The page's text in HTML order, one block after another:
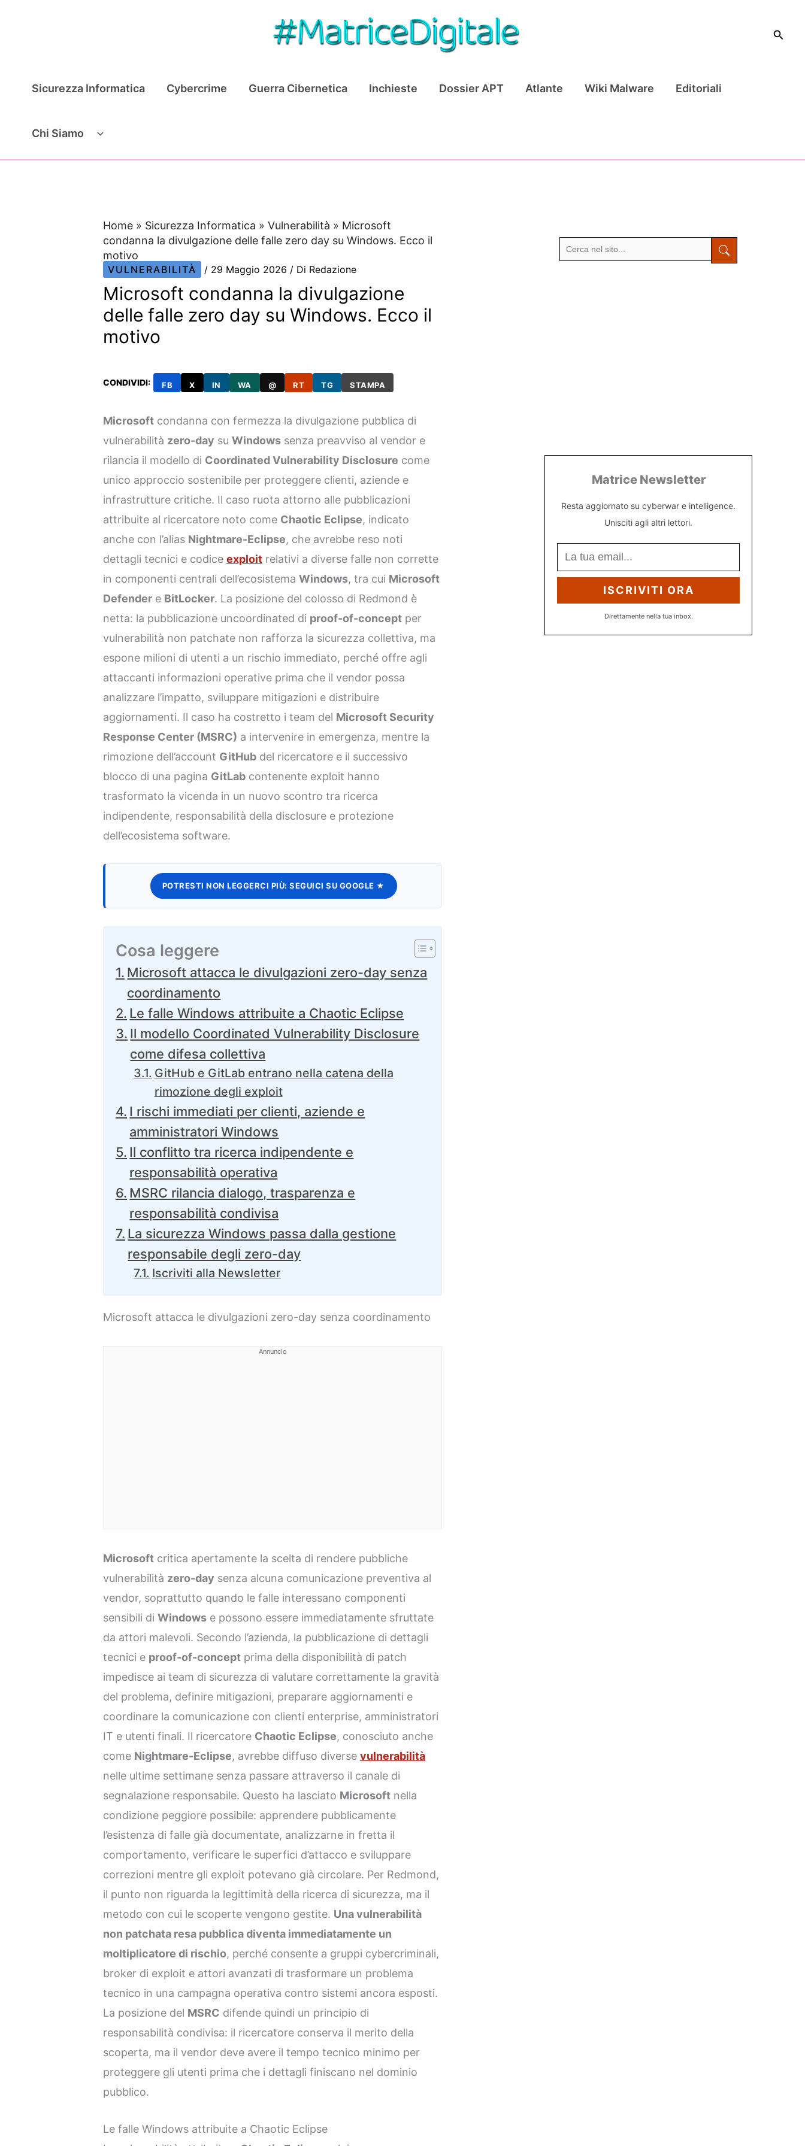
Cerca
Sicurezza Informatica Cybercrime Guerra Cibernetica Inchieste Dossier APT Atlante Wiki Malware Editoriali
Chi Siamo
Home » Sicurezza Informatica »Vulnerabilità » Microsoft
condanna la divulgazione delle falle zero day su Windows. Ecco il
motivo
VULNERABILITÀ / 29 Maggio 2026 / Di Redazione
Microsoft condanna la divulgazione
delle falle zero day su Windows. Ecco il
motivo
CONDIVIDI: FB X IN WA @ RT TG STAMPA
Microsoft condanna con fermezza la divulgazione pubblica di
vulnerabilità zero-day suWindows senza preavviso al vendor e
rilancia il modello di Coordinated Vulnerability Disclosure come
unico approccio sostenibile per proteggere clienti, aziende e
infrastrutture critiche. Il caso ruota attorno alle pubblicazioni
attribuite al ricercatore noto come Chaotic Eclipse, indicato
anche con l’alias Nightmare-Eclipse, che avrebbe reso noti
dettagli tecnici e codiceexploit relativi a diverse falle non corrette
in componenti centrali dell’ecosistemaWindows, tra cui Microsoft
Defender e BitLocker. La posizione del colosso di Redmond è
netta: la pubblicazione uncoordinated di proof-of-concept per
vulnerabilità non patchate non rafforza la sicurezza collettiva, ma
espone milioni di utenti a un rischio immediato, perché offre agli
attaccanti informazioni operative prima che il vendor possa
analizzare l’impatto, sviluppare mitigazioni e distribuire
aggiornamenti. Il caso ha costretto i team del Microsoft Security
Response Center (MSRC) a intervenire in emergenza, mentre la
rimozione dell’account GitHub del ricercatore e il successivo
blocco di una pagina GitLab contenente exploit hanno
trasformato la vicenda in un nuovo scontro tra ricerca
indipendente, responsabilità della disclosure e protezione
dell’ecosistema software.
POTRESTI NON LEGGERCI PIÙ: SEGUICI SU GOOGLE ★
Cosa leggere
Microsoft attacca le divulgazioni zero-day senza
coordinamento
Le falle Windows attribuite a Chaotic Eclipse
Il modello Coordinated Vulnerability Disclosure
come difesa collettiva
GitHub e GitLab entrano nella catena della
rimozione degli exploit
I rischi immediati per clienti, aziende e
amministratori Windows
Il conflitto tra ricerca indipendente e
responsabilità operativa
MSRC rilancia dialogo, trasparenza e
responsabilità condivisa
La sicurezza Windows passa dalla gestione
responsabile degli zero-day
Iscriviti alla Newsletter
Microsoft attacca le divulgazioni zero-day senza coordinamento
Annuncio
Microsoft critica apertamente la scelta di rendere pubbliche
vulnerabilità zero-day senza alcuna comunicazione preventiva al
vendor, soprattutto quando le falle interessano componenti
sensibili diWindows e possono essere immediatamente sfruttate
da attori malevoli. Secondo l’azienda, la pubblicazione di dettagli
tecnici e proof-of-concept prima della disponibilità di patch
impedisce ai team di sicurezza di valutare correttamente la gravità
del problema, definire mitigazioni, preparare aggiornamenti e
coordinare la comunicazione con clienti enterprise, amministratori
IT e utenti finali. Il ricercatore Chaotic Eclipse, conosciuto anche
come Nightmare-Eclipse, avrebbe diffuso diversevulnerabilità
nelle ultime settimane senza passare attraverso il canale di
segnalazione responsabile. Questo ha lasciato Microsoft nella
condizione peggiore possibile: apprendere pubblicamente
l’esistenza di falle già documentate, analizzarne in fretta il
comportamento, verificare le superfici d’attacco e sviluppare
correzioni mentre gli exploit potevano già circolare. Per Redmond,
il punto non riguarda la legittimità della ricerca di sicurezza, ma il
metodo con cui le scoperte vengono gestite. Una vulnerabilità
non patchata resa pubblica diventa immediatamente un
moltiplicatore di rischio, perché consente a gruppi cybercriminali,
broker di exploit e attori avanzati di trasformare un problema
tecnico in una campagna operativa contro sistemi ancora esposti.
La posizione del MSRC difende quindi un principio di
responsabilità condivisa: il ricercatore conserva il merito della
scoperta, ma il vendor deve avere il tempo tecnico minimo per
proteggere gli utenti prima che i dettagli finiscano nel dominio
pubblico.
Le falle Windows attribuite a Chaotic Eclipse
Matrice Newsletter
Resta aggiornato su cyberwar e intelligence.
Unisciti agli altri lettori.
ISCRIVITI ORA
Direttamente nella tua inbox.